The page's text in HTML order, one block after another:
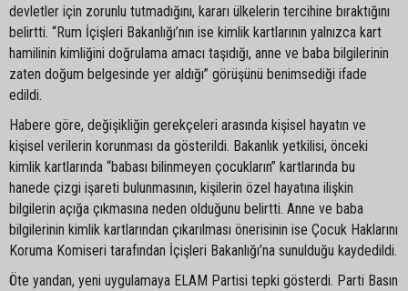
devletler için zorunlu tutmadığını, kararı ülkelerin tercihine bıraktığını
belirtti. “Rum İçişleri Bakanlığı’nın ise kimlik kartlarının yalnızca kart
hamilinin kimliğini doğrulama amacı taşıdığı, anne ve baba bilgilerinin
zaten doğum belgesinde yer aldığı” görüşünü benimsediği ifade
edildi.
Habere göre, değişikliğin gerekçeleri arasında kişisel hayatın ve
kişisel verilerin korunması da gösterildi. Bakanlık yetkilisi, önceki
kimlik kartlarında “babası bilinmeyen çocukların” kartlarında bu
hanede çizgi işareti bulunmasının, kişilerin özel hayatına ilişkin
bilgilerin açığa çıkmasına neden olduğunu belirtti. Anne ve baba
bilgilerinin kimlik kartlarından çıkarılması önerisinin ise Çocuk Haklarını
Koruma Komiseri tarafından İçişleri Bakanlığı’na sunulduğu kaydedildi.
Öte yandan, yeni uygulamaya ELAM Partisi tepki gösterdi. Parti Basın